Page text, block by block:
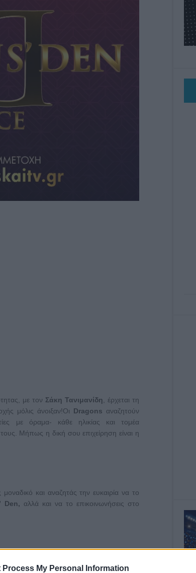
Process My Personal Information
με τον Σάκη Τανιμανίδη , έρχεται τη
μόλις άνοιξαν!Οι Dragons αναζητούν
με όραμα- κάθε ηλικίας και τομέα
Μήπως η δική σου επιχείρηση είναι η
και αναζητάς την ευκαιρία να το
’ Den, αλλά και να το επικοινωνήσεις στο